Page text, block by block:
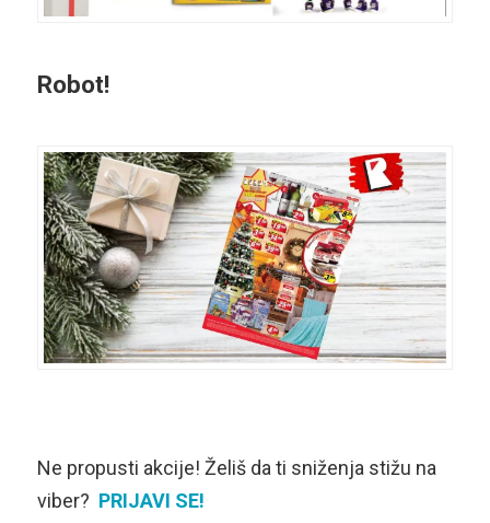
Robot!
Ne propusti akcije! Želiš da ti sniženja stižu na
viber? PRIJAVI SE!